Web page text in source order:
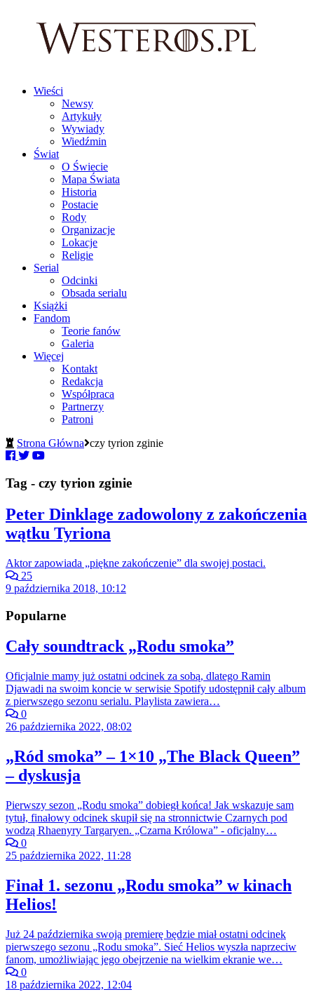
Wieści
Newsy
Artykuły
Wywiady
Wiedźmin
Świat
O Świecie
Mapa Świata
Historia
Postacie
Rody
Organizacje
Lokacje
Religie
Serial
Odcinki
Obsada serialu
Książki
Fandom
Teorie fanów
Galeria
Więcej
Kontakt
Redakcja
Współpraca
Partnerzy
Patroni
Strona Główna czy tyrion zginie
Tag - czy tyrion zginie
Peter Dinklage zadowolony z zakończenia
wątku Tyriona
Aktor zapowiada „piękne zakończenie” dla swojej postaci.
25
9 października 2018, 10:12
Popularne
Cały soundtrack „Rodu smoka”
Oficjalnie mamy już ostatni odcinek za sobą, dlatego Ramin
Djawadi na swoim koncie w serwisie Spotify udostępnił cały album
z pierwszego sezonu serialu. Playlista zawiera…
0
26 października 2022, 08:02
„Ród smoka” – 1×10 „The Black Queen”
– dyskusja
Pierwszy sezon „Rodu smoka” dobiegł końca! Jak wskazuje sam
tytuł, finałowy odcinek skupił się na stronnictwie Czarnych pod
wodzą Rhaenyry Targaryen. „Czarna Królowa” - oficjalny…
0
25 października 2022, 11:28
Finał 1. sezonu „Rodu smoka” w kinach
Helios!
Już 24 października swoją premierę będzie miał ostatni odcinek
pierwszego sezonu „Rodu smoka”. Sieć Helios wyszła naprzeciw
fanom, umożliwiając jego obejrzenie na wielkim ekranie we…
0
18 października 2022, 12:04